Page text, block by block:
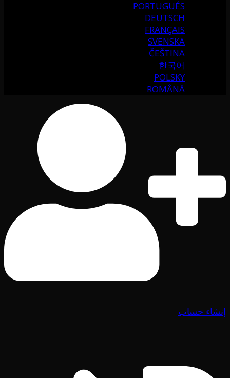
PORTUGUÉS
DEUTSCH
FRANÇAIS
SVENSKA
ČEŠTINA
한국어
POLSKY
ROMÂNĂ
إنشاء حساب